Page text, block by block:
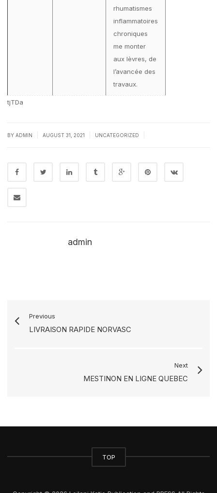
rhumatismes
inflammatoires
chroniques
me monter
aux lèvres, de
l’avancée des
travaux.
tjTDa
BY ADMIN AUGUST 31, 2021 UNCATEGORIZED
admin
Previous
LIVRAISON RAPIDE NORVASC
Next
MESTINON EN LIGNE QUEBEC
TOP